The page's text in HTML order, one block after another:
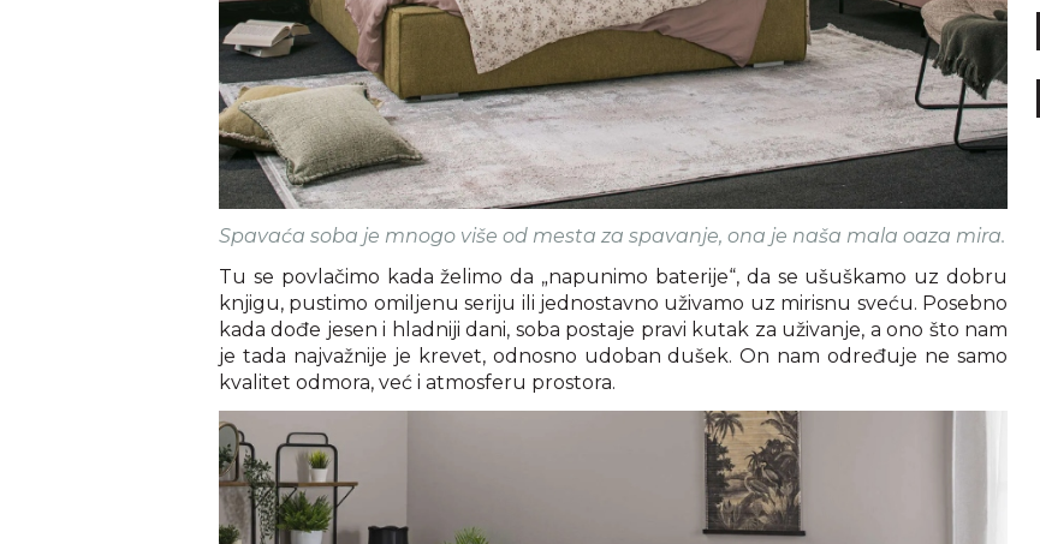
Spavaća soba je mnogo više od mesta za spavanje, ona je naša mala oaza mira.
Tu se povlačimo kada želimo da „napunimo baterije“, da se ušuškamo uz dobru
knjigu, pustimo omiljenu seriju ili jednostavno uživamo uz mirisnu sveću. Posebno
kada dođe jesen i hladniji dani, soba postaje pravi kutak za uživanje, a ono što nam
je tada najvažnije je krevet, odnosno udoban dušek. On nam određuje ne samo
kvalitet odmora, već i atmosferu prostora.